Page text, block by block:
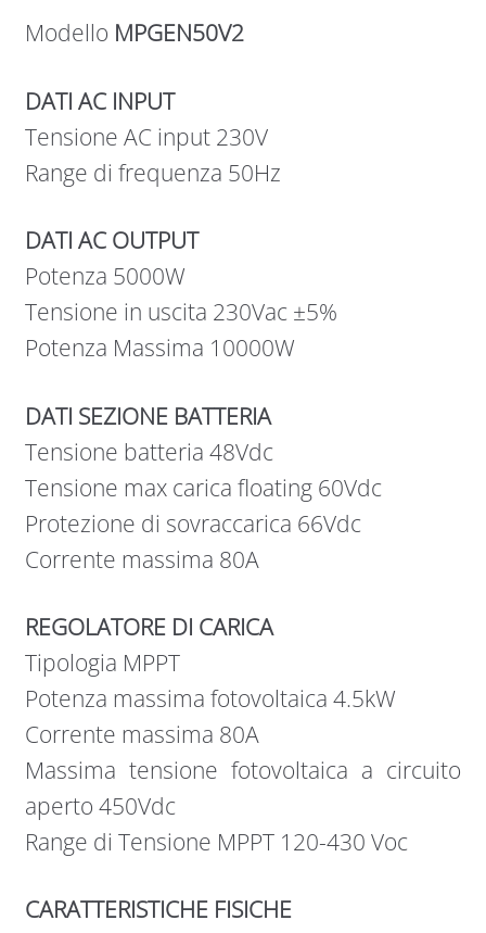
Modello MPGEN50V2
DATI AC INPUT
Tensione AC input 230V
Range di frequenza 50Hz
DATI AC OUTPUT
Potenza 5000W
Tensione in uscita 230Vac ±5%
Potenza Massima 10000W
DATI SEZIONE BATTERIA
Tensione batteria 48Vdc
Tensione max carica floating 60Vdc
Protezione di sovraccarica 66Vdc
Corrente massima 80A
REGOLATORE DI CARICA
Tipologia MPPT
Potenza massima fotovoltaica 4.5kW
Corrente massima 80A
Massima tensione fotovoltaica a circuito
aperto 450Vdc
Range di Tensione MPPT 120-430 Voc
CARATTERISTICHE FISICHE